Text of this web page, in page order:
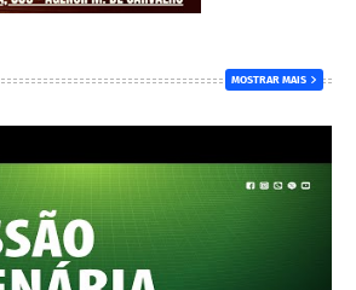
MOSTRAR MAIS